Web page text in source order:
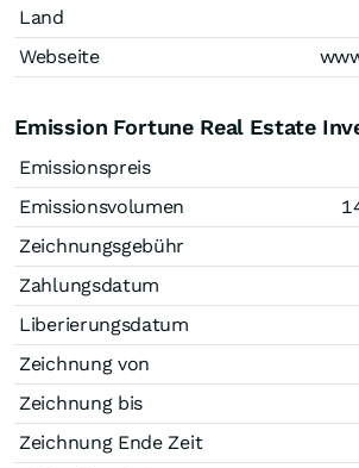
Land
Webseite
Emission Fortune Real Estate
Emissionspreis
Emissionsvolumen
Zeichnungsgebühr
Zahlungsdatum
Liberierungsdatum
Zeichnung von
Zeichnung bis
Zeichnung Ende Zeit